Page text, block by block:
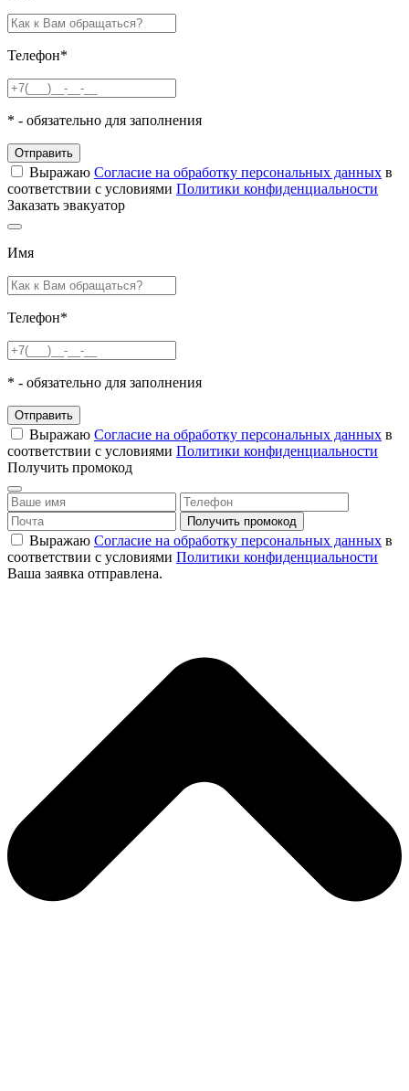
Телефон*
* - обязательно для заполнения
Отправить
Выражаю Согласие на обработку персональных данных в
соответствии с условиями Политики конфиденциальности
Заказать эвакуатор
Имя
Телефон*
* - обязательно для заполнения
Отправить
Выражаю Согласие на обработку персональных данных в
соответствии с условиями Политики конфиденциальности
Получить промокод
Выражаю Согласие на обработку персональных данных в
соответствии с условиями Политики конфиденциальности
Ваша заявка отправлена.